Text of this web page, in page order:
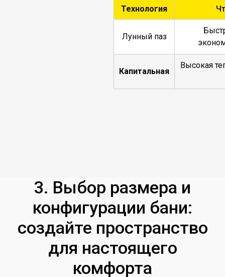
Технология
Лунный паз
Капитальная
Высокая
3. Выбор размера и
конфигурации бани:
создайте пространство
для настоящего
комфорта